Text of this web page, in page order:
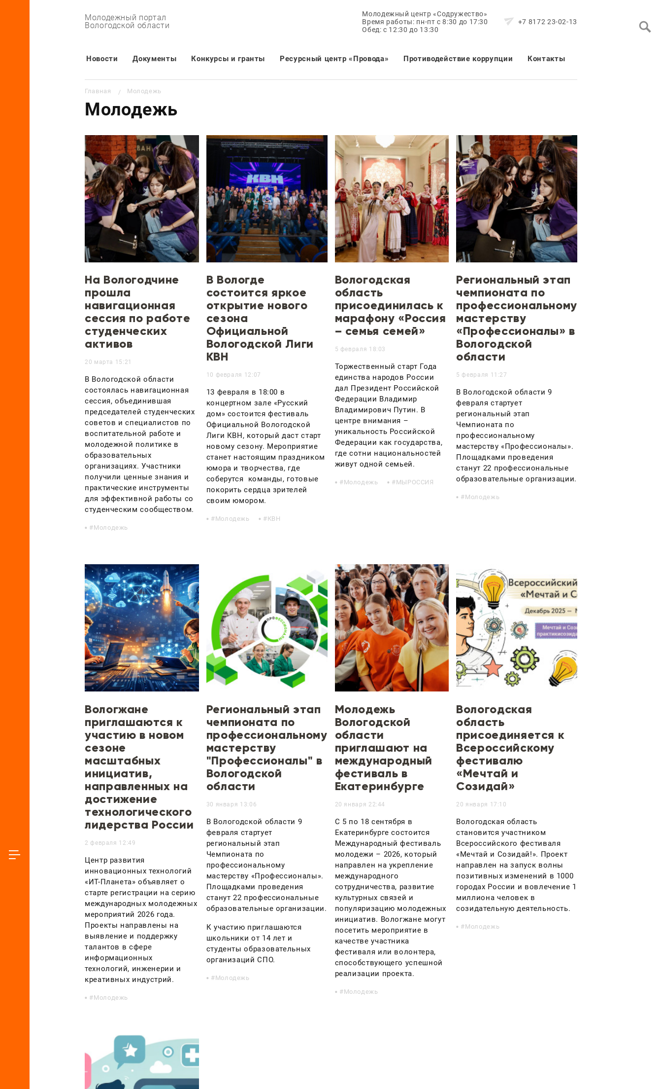
Молодежный портал
Вологодской области
Молодежный центр «Содружество»
Время работы: пн-пт с 8:30 до 17:30
Обед: с 12:30 до 13:30
+7 8172 23-02-13
Основная навигация
Новости Документы Конкурсы и гранты Ресурсный центр «Провода» Противодействие коррупции Контакты
Строка навигации
Главная Молодежь
Молодежь
На Вологодчине
прошла
навигационная
сессия по работе
студенческих
активов
20 марта 15:21
В Вологодской области
состоялась навигационная
сессия, объединившая
председателей студенческих
советов и специалистов по
воспитательной работе и
молодежной политике в
образовательных
организациях. Участники
получили ценные знания и
практические инструменты
для эффективной работы со
студенческим сообществом.
Молодежь
В Вологде
состоится яркое
открытие нового
сезона
Официальной
Вологодской Лиги
КВН
10 февраля 12:07
13 февраля в 18:00 в
концертном зале «Русский
дом» состоится фестиваль
Официальной Вологодской
Лиги КВН, который даст старт
новому сезону. Мероприятие
станет настоящим праздником
юмора и творчества, где
соберутся команды, готовые
покорить сердца зрителей
своим юмором.
Молодежь КВН
Вологодская
область
присоединилась к
марафону «Россия
– семья семей»
5 февраля 18:03
Торжественный старт Года
единства народов России
дал Президент Российской
Федерации Владимир
Владимирович Путин. В
центре внимания –
уникальность Российской
Федерации как государства,
где сотни национальностей
живут одной семьей.
Молодежь МЫРОССИЯ
Региональный этап
чемпионата по
профессиональному
мастерству
«Профессионалы» в
Вологодской
области
5 февраля 11:27
В Вологодской области 9
февраля стартует
региональный этап
Чемпионата по
профессиональному
мастерству «Профессионалы».
Площадками проведения
станут 22 профессиональные
образовательные организации.
Молодежь
Вологжане
приглашаются к
участию в новом
сезоне
масштабных
инициатив,
направленных на
достижение
технологического
лидерства России
2 февраля 12:49
Центр развития
инновационных технологий
«ИТ-Планета» объявляет о
старте регистрации на серию
международных молодежных
мероприятий 2026 года.
Проекты направлены на
выявление и поддержку
талантов в сфере
информационных
технологий, инженерии и
креативных индустрий.
Молодежь
Региональный этап
чемпионата по
профессиональному
мастерству
"Профессионалы" в
Вологодской
области
30 января 13:06
В Вологодской области 9
февраля стартует
региональный этап
Чемпионата по
профессиональному
мастерству «Профессионалы».
Площадками проведения
станут 22 профессиональные
образовательные организации.
К участию приглашаются
школьники от 14 лет и
студенты образовательных
организаций СПО.
Молодежь
Молодежь
Вологодской
области
приглашают на
международный
фестиваль в
Екатеринбурге
20 января 22:44
С 5 по 18 сентября в
Екатеринбурге состоится
Международный фестиваль
молодежи – 2026, который
направлен на укрепление
международного
сотрудничества, развитие
культурных связей и
популяризацию молодежных
инициатив. Вологжане могут
посетить мероприятие в
качестве участника
фестиваля или волонтера,
способствующего успешной
реализации проекта.
Молодежь
Вологодская
область
присоединяется к
Всероссийскому
фестивалю
«Мечтай и
Созидай»
20 января 17:10
Вологодская область
становится участником
Всероссийского фестиваля
«Мечтай и Созидай!». Проект
направлен на запуск волны
позитивных изменений в 1000
городах России и вовлечение 1
миллиона человек в
созидательную деятельность.
Молодежь